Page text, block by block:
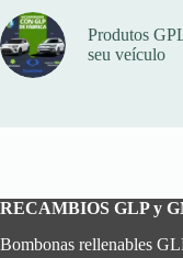
Produtos
seu veículo
RECAMBIOS GLP y
Bombonas rellenables